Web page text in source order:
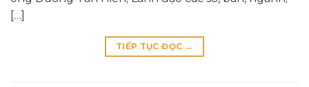
[…]
TIẾP TỤC ĐỌC →